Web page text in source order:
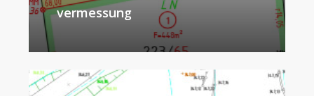
vermessung